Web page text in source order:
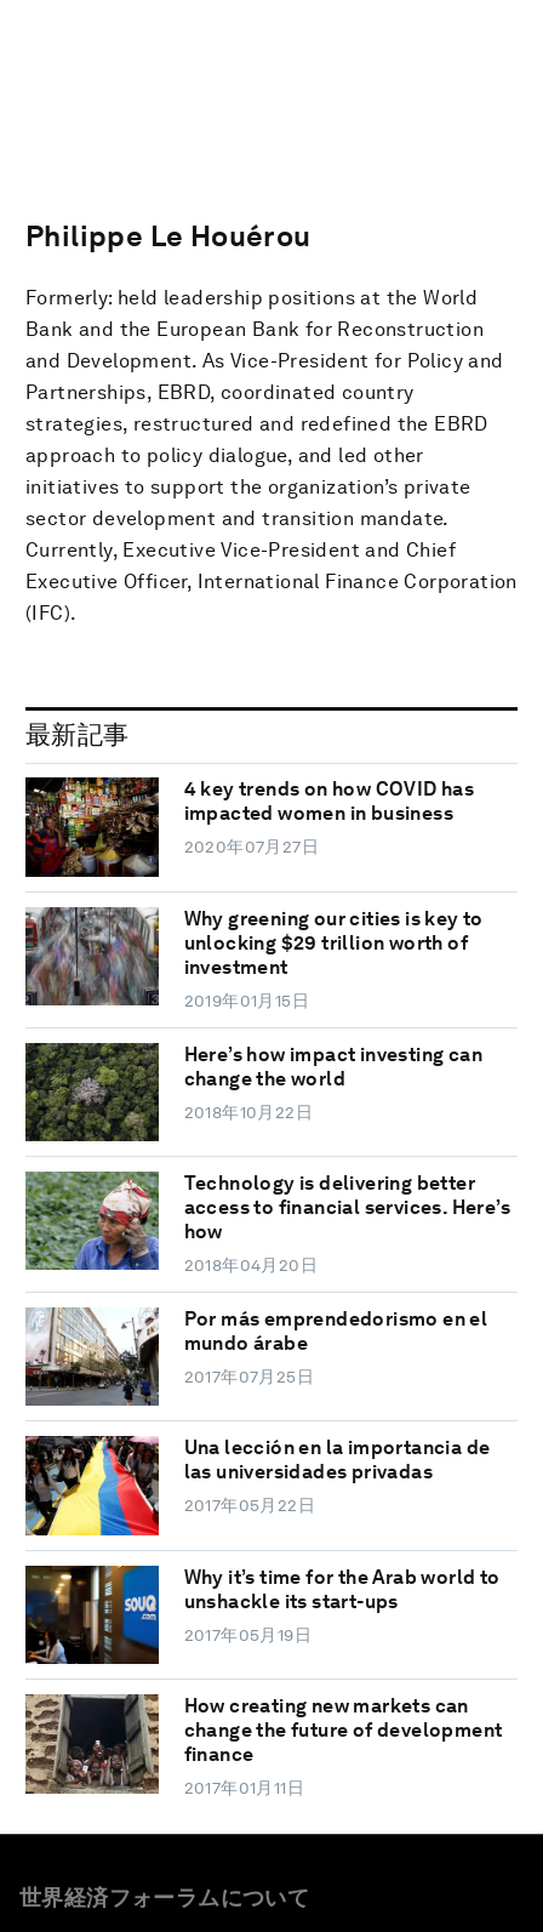
Philippe Le Houérou
Formerly: held leadership positions at the World
Bank and the European Bank for Reconstruction
and Development. As Vice-President for Policy and
Partnerships, EBRD, coordinated country
strategies, restructured and redefined the EBRD
approach to policy dialogue, and led other
initiatives to support the organization’s private
sector development and transition mandate.
Currently, Executive Vice-President and Chief
Executive Officer, International Finance Corporation
(IFC).
最新記事
4 key trends on how COVID has
impacted women in business
2020年07月27日
Why greening our cities is key to
unlocking $29 trillion worth of
investment
2019年01月15日
Here’s how impact investing can
change the world
2018年10月22日
Technology is delivering better
access to financial services. Here’s
how
2018年04月20日
Por más emprendedorismo en el
mundo árabe
2017年07月25日
Una lección en la importancia de
las universidades privadas
2017年05月22日
Why it’s time for the Arab world to
unshackle its start-ups
2017年05月19日
How creating new markets can
change the future of development
finance
2017年01月11日
世界経済フォーラムについて